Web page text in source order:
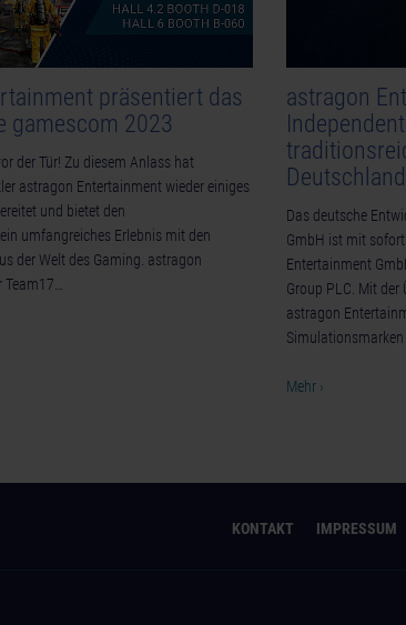
präsentiert das
gamescom 2023
der Tür! Zu diesem Anlass hat
astragon Entertainment wieder einiges
und bietet den
umfangreiches Erlebnis mit den
der Welt des Gaming. astragon
Team17…
astragon
Deutschland
Das deutsche
GmbH ist mit
Entertainment
Group PLC. Mit
astragon
Mehr ›
KONTAKT IMPRESSUM